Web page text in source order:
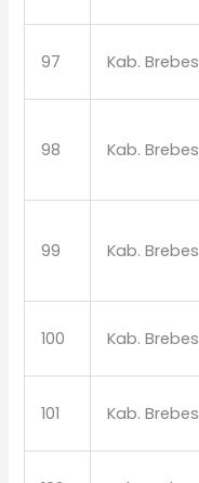
97 Kab. Brebes
98 Kab. Brebes
99 Kab. Brebes
100 Kab. Brebes
101 Kab. Brebes